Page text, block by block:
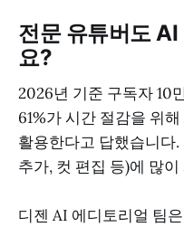
전문 유튜버도
요?
2026년 기준 구독자 10
61%가 시간 절감을 위
활용한다고 답했습니다
추가, 컷 편집 등)에 많
디젠 AI 에디토리얼 팀